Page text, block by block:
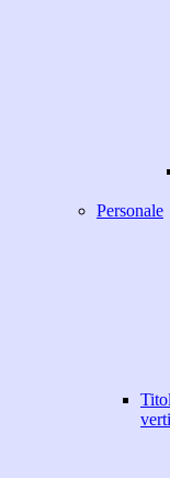
Personale